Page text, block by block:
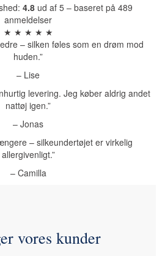
4.8ud af 5 – baseret på 489
anmeldelser
★ ★ ★ ★ ★
– silken føles som en drøm mod
huden.”
– Lise
levering. Jeg køber aldrig andet
nattøj igen.”
– Jonas
– silkeundertøjet er virkelig
allergivenligt.”
– Camilla
vores kunder